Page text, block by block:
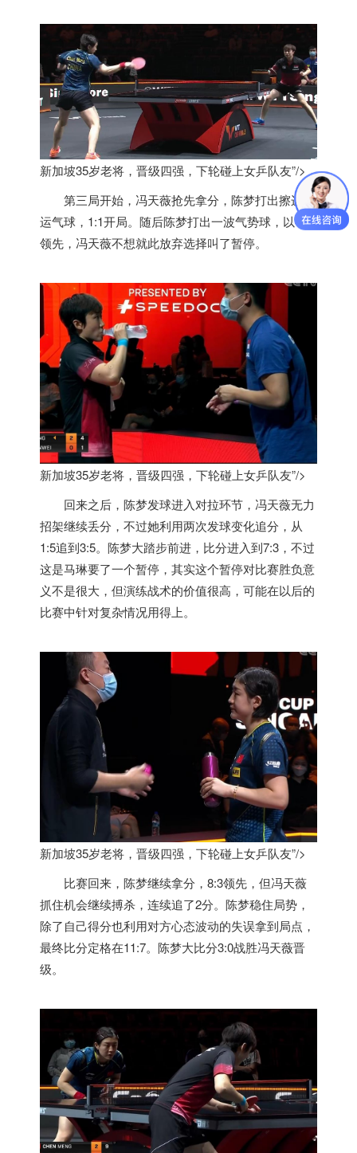
新加坡35岁老将，晋级四强，下轮碰上女乒队友”/>
第三局开始，冯天薇抢先拿分，陈梦打出擦边的
运气球，1:1开局。随后陈梦打出一波气势球，以4:1
领先，冯天薇不想就此放弃选择叫了暂停。
新加坡35岁老将，晋级四强，下轮碰上女乒队友”/>
回来之后，陈梦发球进入对拉环节，冯天薇无力
招架继续丢分，不过她利用两次发球变化追分，从
1:5追到3:5。陈梦大踏步前进，比分进入到7:3，不过
这是马琳要了一个暂停，其实这个暂停对比赛胜负意
义不是很大，但演练战术的价值很高，可能在以后的
比赛中针对复杂情况用得上。
新加坡35岁老将，晋级四强，下轮碰上女乒队友”/>
比赛回来，陈梦继续拿分，8:3领先，但冯天薇
抓住机会继续搏杀，连续追了2分。陈梦稳住局势，
除了自己得分也利用对方心态波动的失误拿到局点，
最终比分定格在11:7。陈梦大比分3:0战胜冯天薇晋
级。